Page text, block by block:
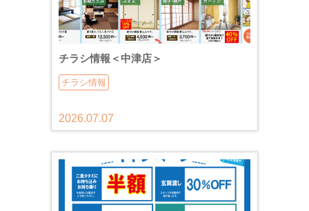
チラシ情報＜中津店＞
チラシ情報
2026.07.07